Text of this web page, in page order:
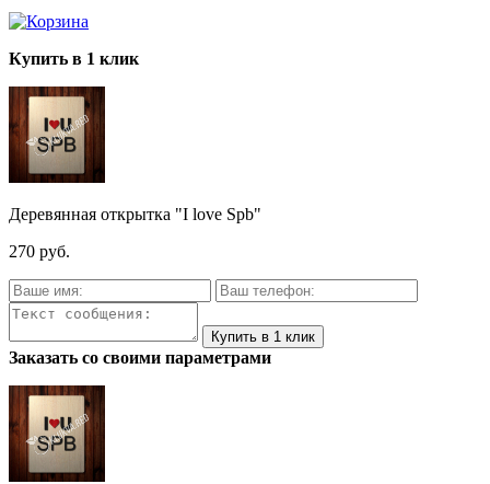
Купить в 1 клик
Деревянная открытка "I love Spb"
270 руб.
Заказать со своими параметрами